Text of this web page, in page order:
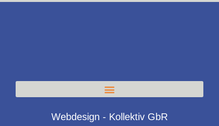
Webdesign - Kollektiv GbR